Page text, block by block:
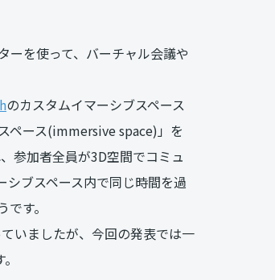
ーを使って、バーチャル会議や
のカスタムイマーシブスペース
ペース(immersive space)」を
参加者全員が3D空間でコミュ
シブスペース内で同じ時間を過
す。
いましたが、今回の発表では一